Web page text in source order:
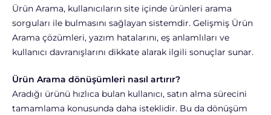
Ürün Arama, kullanıcıların site içinde ürünleri arama
sorguları ile bulmasını sağlayan sistemdir. Gelişmiş Ürün
Arama çözümleri, yazım hatalarını, eş anlamlıları ve
kullanıcı davranışlarını dikkate alarak ilgili sonuçlar sunar.
Ürün Arama dönüşümleri nasıl artırır?
Aradığı ürünü hızlıca bulan kullanıcı, satın alma sürecini
tamamlama konusunda daha isteklidir. Bu da dönüşüm